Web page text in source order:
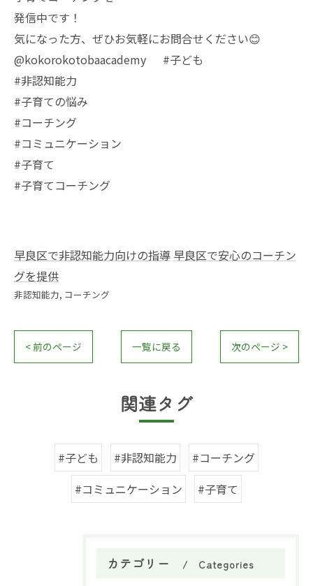
発信中です！
気になった方、ぜひお気軽にお問合せください😊
@kokorokotobaacademy #子ども
#非認知能力
#子育ての悩み
#コーチング
#コミュニケーション
#子育て
#子育てコーチング
早良区で非認知能力向けの指導 早良区で安心のコーチン
グを提供
非認知能力 コーチング
< 前のページ 一覧に戻る 次のページ >
関連タグ
#子ども #非認知能力
#コーチング
#コミュニケーション
#子育て
カテゴリー Categories